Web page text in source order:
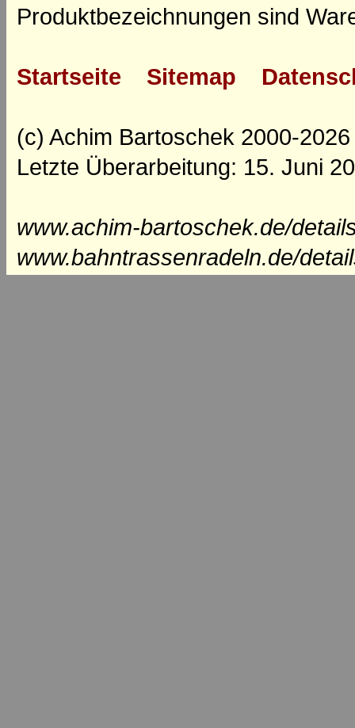
Produktbezeichnungen sind
Startseite Sitemap
(c) Achim Bartoschek 2000-2026
Letzte Überarbeitung: 15. Juni
www.achim-bartoschek.de/
www.bahntrassenradeln.de/